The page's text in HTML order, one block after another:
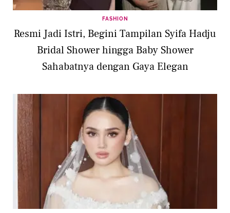
FASHION
Resmi Jadi Istri, Begini Tampilan Syifa Hadju
Bridal Shower hingga Baby Shower
Sahabatnya dengan Gaya Elegan